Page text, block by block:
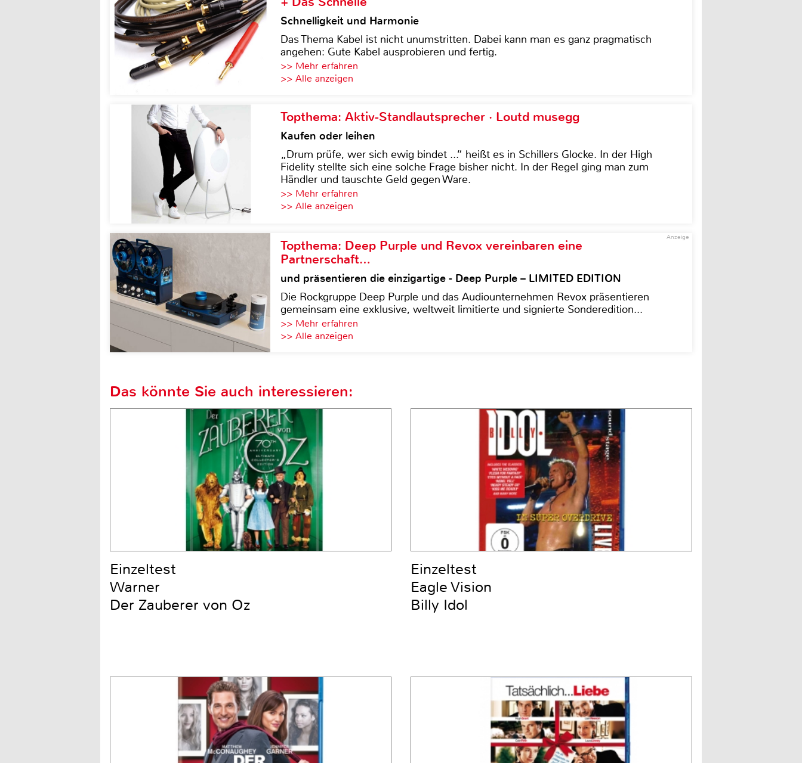
Schnelligkeit und Harmonie
Das Thema Kabel ist nicht unumstritten. Dabei kann man es ganz pragmatisch
angehen: Gute Kabel ausprobieren und fertig.
>> Mehr erfahren
>> Alle anzeigen
Topthema: Aktiv-Standlautsprecher · Loutd musegg
Kaufen oder leihen
„Drum prüfe, wer sich ewig bindet ...“ heißt es in Schillers Glocke. In der High
Fidelity stellte sich eine solche Frage bisher nicht. In der Regel ging man zum
Händler und tauschte Geld gegen Ware.
>> Mehr erfahren
>> Alle anzeigen
Anzeige
Topthema: Deep Purple und Revox vereinbaren eine
Partnerschaft…
und präsentieren die einzigartige - Deep Purple – LIMITED EDITION
Die Rockgruppe Deep Purple und das Audiounternehmen Revox präsentieren
gemeinsam eine exklusive, weltweit limitierte und signierte Sonderedition...
>> Mehr erfahren
>> Alle anzeigen
Das könnte Sie auch interessieren:
Einzeltest
Warner
Der Zauberer von Oz
Einzeltest
Eagle Vision
Billy Idol